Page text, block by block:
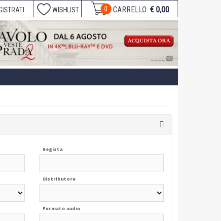
0 CARRELLO: € 0,00
WISHLIST
Regista
Distributore
Formato audio